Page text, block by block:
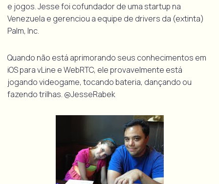
e jogos. Jesse foi cofundador de uma startup na
Venezuela e gerenciou a equipe de drivers da (extinta)
Palm, Inc.
Quando não está aprimorando seus conhecimentos em
iOS para vLine e WebRTC, ele provavelmente está
jogando videogame, tocando bateria, dançando ou
fazendo trilhas. @JesseRabek